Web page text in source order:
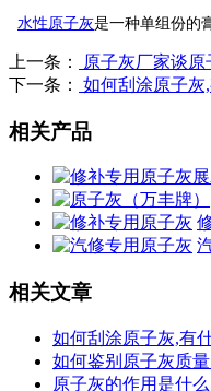
水性原子灰是一种单组份的
上一条：
原子灰厂家谈
下一条：
如何刮涂原子灰
相关产品
相关文章
如何刮涂原子灰,有
如何鉴别原子灰质
原子灰的作用是什